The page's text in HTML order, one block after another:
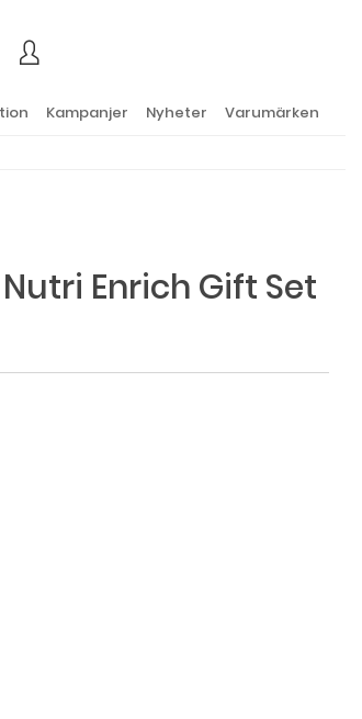
Kampanjer Nyheter Varumärken
Nutri Enrich Gift Set